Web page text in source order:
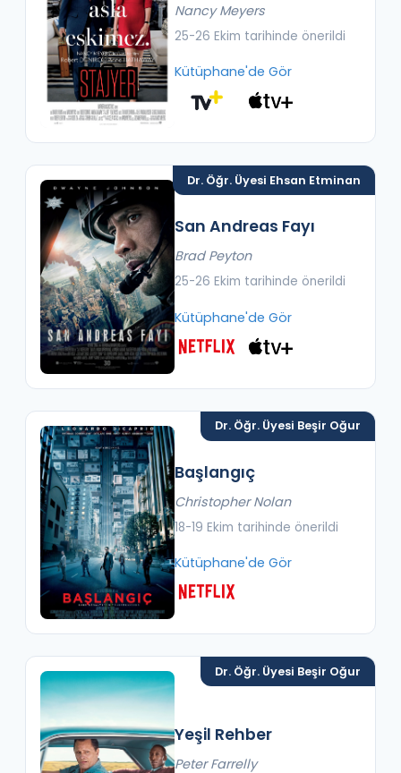
Nancy Meyers
25-26 Ekim tarihinde önerildi
Kütüphane'de Gör
Dr. Öğr. Üyesi Ehsan Etminan
San Andreas Fayı
Brad Peyton
25-26 Ekim tarihinde önerildi
Kütüphane'de Gör
Dr. Öğr. Üyesi Beşir Oğur
Başlangıç
Christopher Nolan
18-19 Ekim tarihinde önerildi
Kütüphane'de Gör
Dr. Öğr. Üyesi Beşir Oğur
Yeşil Rehber
Peter Farrelly